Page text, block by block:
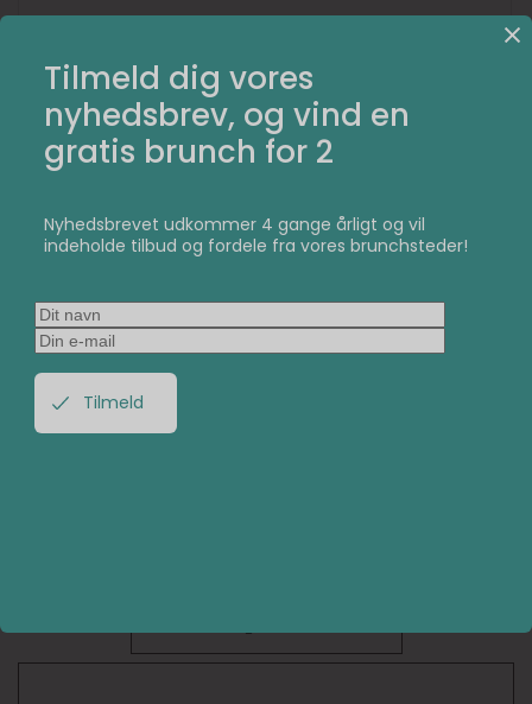
Tilmeld dig vores
nyhedsbrev, og vind en
gratis brunch for 2
Nyhedsbrevet udkommer 4 gange årligt og vil
indeholde tilbud og fordele fra vores brunchsteder!
Det samme gør sig gældende for de brunchplatter, som
serveres hos Café Vivaldi. Café Vivaldi gør sig nemlig
ikke udelukkende i buffet.
Hos Café Vivaldi på Nørrebro serveres til hverdag en